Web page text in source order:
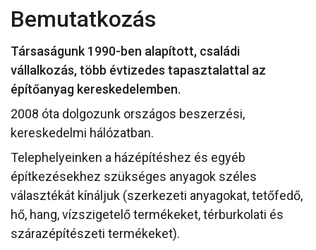
Bemutatkozás
Társaságunk 1990-ben alapított, családi
vállalkozás, több évtizedes tapasztalattal az
építőanyag kereskedelemben.
2008 óta dolgozunk országos beszerzési,
kereskedelmi hálózatban.
Telephelyeinken a házépítéshez és egyéb
építkezésekhez szükséges anyagok széles
választékát kínáljuk (szerkezeti anyagokat, tetőfedő,
hő, hang, vízszigetelő termékeket, térburkolati és
szárazépítészeti termékeket).